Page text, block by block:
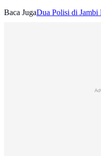
Baca JugaDua Polisi di Jambi